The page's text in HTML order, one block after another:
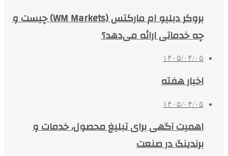
بروکر دبلیو ام مارکتس (WM Markets) چیست و
چه خدماتی ارائه می‌دهد؟
۱۴۰۵/۰۴/۰۵
اخبار هفته
۱۴۰۵/۰۴/۰۵
اهمیت آگهی برای تبلیغ محصول، خدمات و
برندینگ در صنعت